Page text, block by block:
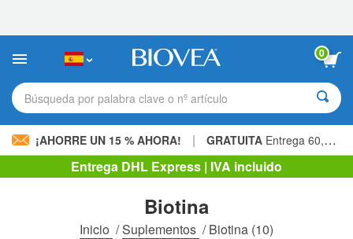
sitio
incluye
sistema
de
0
Búsqueda por palabra clave o nº artículo
¡AHORRE UN 15 % AHORA! | GRATUITA Entrega 60,00 € »
Entrega DHL Express | IVA incluido
Biotina
Inicio /Suplementos /Biotina (10)